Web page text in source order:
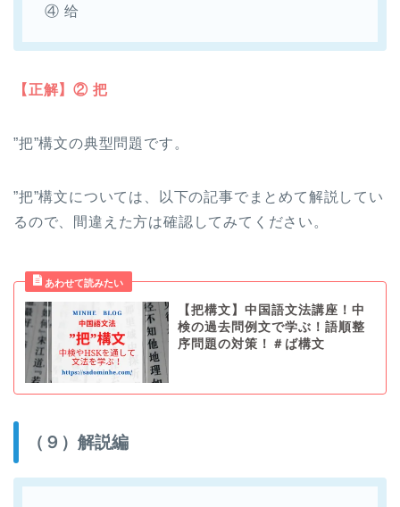
④ 给
【正解】② 把
”把”構文の典型問題です。
”把”構文については、以下の記事でまとめて解説してい
るので、間違えた方は確認してみてください。
【把構文】中国語文法講座！中
検の過去問例文で学ぶ！語順整
序問題の対策！＃ば構文
（９）解説編